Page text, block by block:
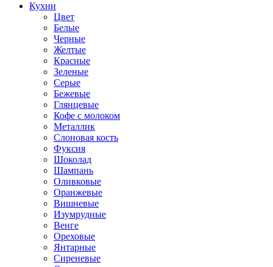
Кухни
Цвет
Белые
Черные
Желтые
Красные
Зеленые
Серые
Бежевые
Глянцевые
Кофе с молоком
Металлик
Слоновая кость
Фуксия
Шоколад
Шампань
Оливковые
Оранжевые
Вишневые
Изумрудные
Венге
Ореховые
Янтарные
Сиреневые